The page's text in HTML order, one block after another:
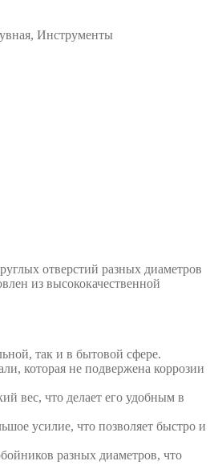
Инструменты
отверстий разных диаметров
из высококачественной
так и в бытовой сфере.
которая не подвержена коррозии
вес, что делает его удобным в
усилие, что позволяет быстро и
разных диаметров, что